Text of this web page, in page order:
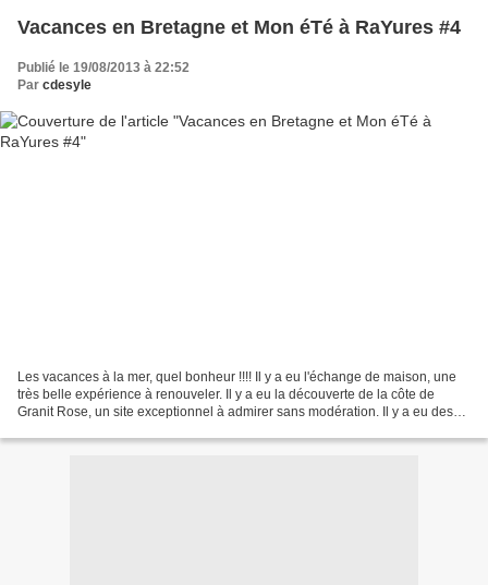
Vacances en Bretagne et Mon éTé à RaYures #4
Publié le 19/08/2013 à 22:52
Par cdesyle
Les vacances à la mer, quel bonheur !!!! Il y a eu l'échange de maison, une
très belle expérience à renouveler. Il y a eu la découverte de la côte de
Granit Rose, un site exceptionnel à admirer sans modération. Il y a eu des